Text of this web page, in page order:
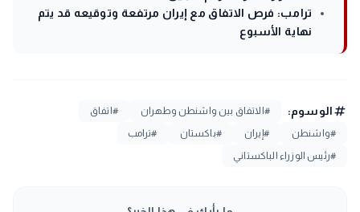
ترامب: فرص الاتفاق مع إيران مرتفعة وتوقيعه قد يتم
نهاية الأسبوع
tagالوسوم: #الاتفاق بين واشنطن وطهران
#اتفاق
#واشنطن
#إيران #باكستان
#ترامب
#رئيس الوزراء الباكستاني